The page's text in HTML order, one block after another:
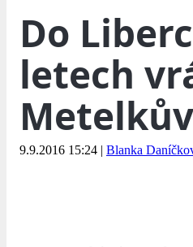
Do
letech
9.9.2016 15:24 | Blanka